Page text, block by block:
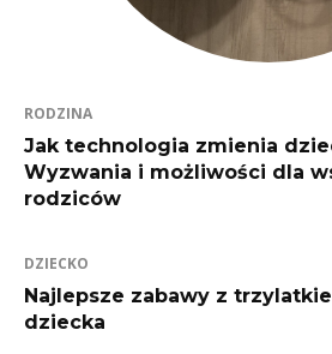
RODZINA
Jak technologia zmienia
Wyzwania i możliwości dla
rodziców
DZIECKO
Najlepsze zabawy z
dziecka